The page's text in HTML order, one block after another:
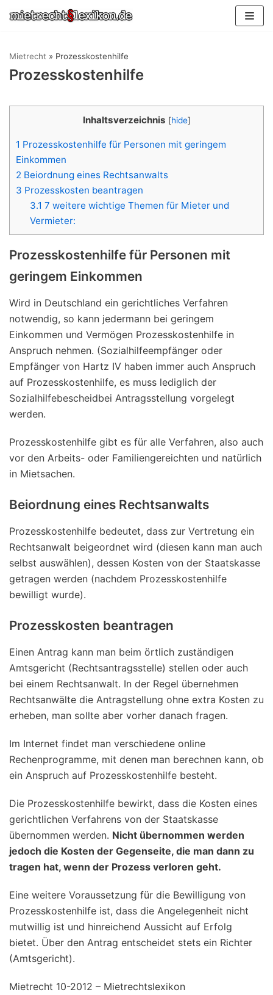
Zum
Mietrecht » Prozesskostenhilfe
Prozesskostenhilfe
Inhaltsverzeichnis [hide]
1 Prozesskostenhilfe für Personen mit geringem
Einkommen
2 Beiordnung eines Rechtsanwalts
3 Prozesskosten beantragen
3.1 7 weitere wichtige Themen für Mieter und
Vermieter:
Prozesskostenhilfe für Personen mit
geringem Einkommen
Wird in Deutschland ein gerichtliches Verfahren
notwendig, so kann jedermann bei geringem
Einkommen und Vermögen Prozesskostenhilfe in
Anspruch nehmen. (Sozialhilfeempfänger oder
Empfänger von Hartz IV haben immer auch Anspruch
auf Prozesskostenhilfe, es muss lediglich der
Sozialhilfebescheidbei Antragsstellung vorgelegt
werden.
Prozesskostenhilfe gibt es für alle Verfahren, also auch
vor den Arbeits- oder Familiengereichten und natürlich
in Mietsachen.
Beiordnung eines Rechtsanwalts
Prozesskostenhilfe bedeutet, dass zur Vertretung ein
Rechtsanwalt beigeordnet wird (diesen kann man auch
selbst auswählen), dessen Kosten von der Staatskasse
getragen werden (nachdem Prozesskostenhilfe
bewilligt wurde).
Prozesskosten beantragen
Einen Antrag kann man beim örtlich zuständigen
Amtsgericht (Rechtsantragsstelle) stellen oder auch
bei einem Rechtsanwalt. In der Regel übernehmen
Rechtsanwälte die Antragstellung ohne extra Kosten zu
erheben, man sollte aber vorher danach fragen.
Im Internet findet man verschiedene online
Rechenprogramme, mit denen man berechnen kann, ob
ein Anspruch auf Prozesskostenhilfe besteht.
Die Prozesskostenhilfe bewirkt, dass die Kosten eines
gerichtlichen Verfahrens von der Staatskasse
übernommen werden. Nicht übernommen werden
jedoch die Kosten der Gegenseite, die man dann zu
tragen hat, wenn der Prozess verloren geht.
Eine weitere Voraussetzung für die Bewilligung von
Prozesskostenhilfe ist, dass die Angelegenheit nicht
mutwillig ist und hinreichend Aussicht auf Erfolg
bietet. Über den Antrag entscheidet stets ein Richter
(Amtsgericht).
Mietrecht 10-2012 – Mietrechtslexikon